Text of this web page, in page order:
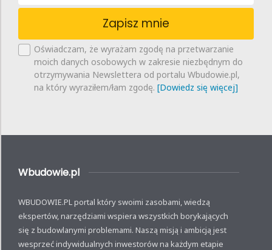
Zapisz mnie
Oświadczam, że wyrażam zgodę na przetwarzanie
moich danych osobowych w zakresie niezbędnym do
otrzymywania Newslettera od portalu Wbudowie.pl,
na który wyraziłem/łam zgodę. [Dowiedz się więcej]
Wbudowie.pl
WBUDOWIE.PL portal który swoimi zasobami, wiedzą
ekspertów, narzędziami wspiera wszystkich borykających
się z budowlanymi problemami. Naszą misją i ambicją jest
wesprzeć indywidualnych inwestorów na każdym etapie